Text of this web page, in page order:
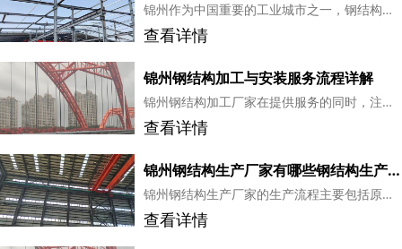
锦州作为中国重要的工业城市之一，钢结构行业在其经济发展中扮演着重要的角色。钢结构以其高强度、轻重量、耐久性好等优点，被广泛应用于建筑、桥梁、塔桅等领域。下面是锦州钢结构行业中常见的几种钢结构种类。...
查看详情
​锦州钢结构加工与安装服务流程详解
锦州钢结构加工厂家在提供服务的同时，注重每一个环节的质量控制。从前期沟通到后期售后服务，厂家都会严格按照服务流程进行，确保客户满意。通过以上流程，我们可以了解到锦州钢结构安装服务的规范性和准确性...
查看详情
锦州钢结构生产厂家有哪些钢结构生产流程
锦州钢结构生产厂家的生产流程主要包括原材料采购与检验、设计、下料与切割、焊接与组装、表面处理、涂装与包装以及出厂检验与交付等环节。每个环节都严格遵循国家标准，确保产品质量。...
查看详情